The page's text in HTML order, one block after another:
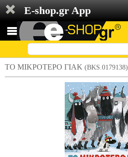
E-shop.gr App
ΤΟ ΜΙΚΡΟΤΕΡΟ ΓΙΑΚ (BKS.0179138)